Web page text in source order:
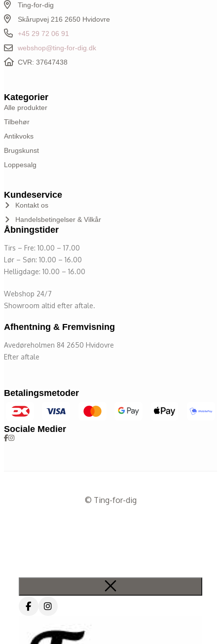
Ting-for-dig
Skårupvej 216 2650 Hvidovre
+45 29 72 06 91
webshop@ting-for-dig.dk
CVR: 37647438
Kategorier
Alle produkter
Tilbehør
Antikvoks
Brugskunst
Loppesalg
Kundeservice
Kontakt os
Handelsbetingelser & Vilkår
Åbningstider
Tirs – Fre: 10.00 – 17.00
Lør – Søn: 10.00 – 16.00
Helligdage: 10.00 – 16.00
Webshop 24/7
Showroom altid efter aftale.
Afhentning & Fremvisning
Avedøreholmen 84 2650 Hvidovre
Efter aftale
Betalingsmetoder
Sociale Medier
© Ting-for-dig